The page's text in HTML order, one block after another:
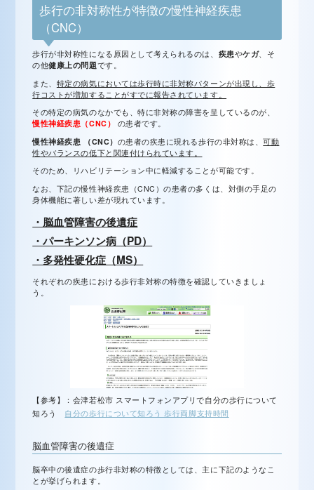
歩行の非対称性が特徴の慢性神経疾患
（CNC）
歩行が非対称性になる原因として考えられるのは、 疾患やケガ、そ
の他健康上の問題です。
また、 特定の病気においては歩行時に非対称パターンが出現し、歩
行コストが増加することがすでに報告されています。
その特定の病気のなかでも、特に非対称の障害を呈しているのが、
慢性神経疾患（CNC）
の患者です。
慢性神経疾患 （CNC） の患者の疾患に現れる歩行の非対称は、可動
性やバランスの低下と関連付けられています。
そのため、リハビリテーション中に軽減することが可能です。
なお、下記の慢性神経疾患（CNC）の患者の多くは、対側の手足の
身体機能に著しい差が現れています。
・脳血管障害の後遺症
・パーキンソン病（PD）
・多発性硬化症（MS）
それぞれの疾患における歩行非対称の特徴を確認していきましょ
う。
【参考】：会津若松市 スマートフォンアプリで自分の歩行について
知ろう 自分の歩行について知ろう 歩行両脚支持時間
脳血管障害の後遺症
脳卒中の後遺症の歩行非対称の特徴としては、主に下記のようなこ
とが挙げられます。